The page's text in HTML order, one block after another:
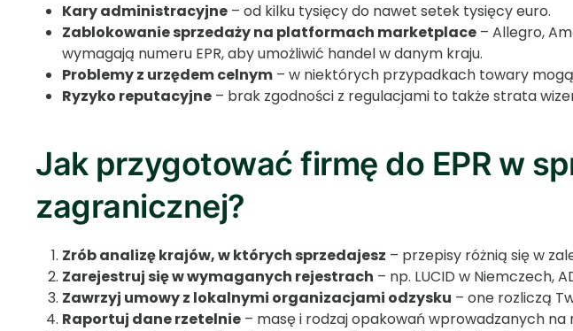
Kary administracyjne – od kilku tysięcy do nawet setek tysięcy euro.
Zablokowanie sprzedaży na platformach marketplace – Allegro,
wymagają numeru EPR, aby umożliwić handel w danym kraju.
Problemy z urzędem celnym – w niektórych przypadkach towary
Ryzyko reputacyjne – brak zgodności z regulacjami to także strata
Jak przygotować firmę do EPR w
zagranicznej?
Zrób analizę krajów, w których sprzedajesz – przepisy różnią się w
Zarejestruj się w wymaganych rejestrach – np. LUCID w Niemczech,
Zawrzyj umowy z lokalnymi organizacjami odzysku – one rozliczą
Raportuj dane rzetelnie – masę i rodzaj opakowań wprowadzanych na